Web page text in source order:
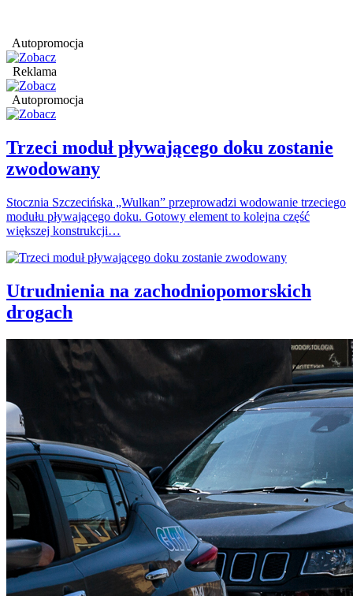
Autopromocja
Reklama
Autopromocja
Trzeci moduł pływającego doku zostanie
zwodowany
Stocznia Szczecińska „Wulkan” przeprowadzi wodowanie trzeciego
modułu pływającego doku. Gotowy element to kolejna część
większej konstrukcji…
Utrudnienia na zachodniopomorskich
drogach